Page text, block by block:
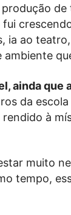
fui
ia ao
ainda que
da
à
muito
tempo,